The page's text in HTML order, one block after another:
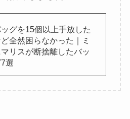
グを15個以上手放した
全然困らなかった｜ミ
リスが断捨離したバッ
選